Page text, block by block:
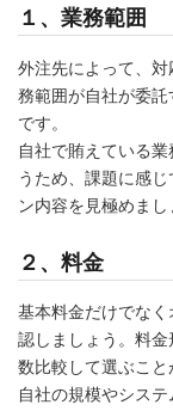
１、業務範囲
外注先によって、
務範囲が自社が委
です。
自社で賄えている
うため、課題に感
ン内容を見極めまし
２、料金
基本料金だけでな
認しましょう。料
数比較して選ぶこと
自社の規模やシス